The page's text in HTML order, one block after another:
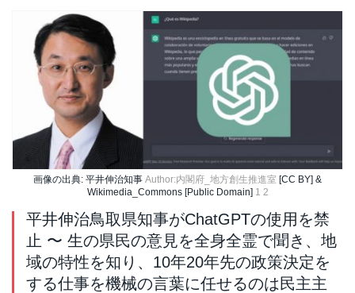
画像の出典: 平井伸治知事 Author:内閣府_地方創生推進室 [CC BY] &
Wikimedia_Commons [Public Domain] 1 2
平井伸治鳥取県知事がChatGPTの使用を禁
止 〜 生の県民の意見を全身全霊で聞き、地
域の特性を知り、10年20年先の政策決定を
する仕事を機械の言葉に任せるのは民主主